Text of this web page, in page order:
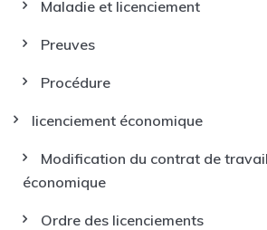
Maladie et licenciement
Preuves
Procédure
licenciement économique
Modification du contrat de
économique
Ordre des licenciements